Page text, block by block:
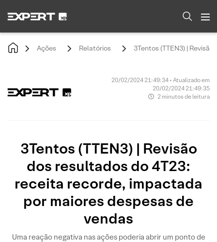
Ações Relatórios 3Tentos (TTEN3) |
20/02/2024 21:49:34 • Atualizado em
20/02/2024 21:49:35
2 minutos de leitura
3Tentos (TTEN3) | Revisão
dos resultados do 4T23:
receita recorde, impactada
por maiores despesas de
vendas
Uma reação negativa nas ações poderia abrir um ponto de